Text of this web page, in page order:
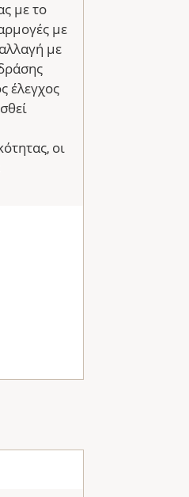
με το
με
με
έλεγχος
οι